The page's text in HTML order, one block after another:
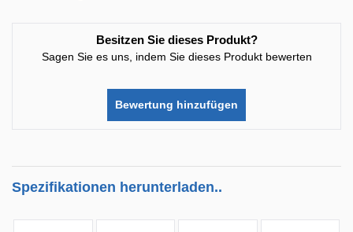
Besitzen Sie dieses Produkt?
Sagen Sie es uns, indem Sie dieses Produkt bewerten
Bewertung hinzufügen
Spezifikationen herunterladen..